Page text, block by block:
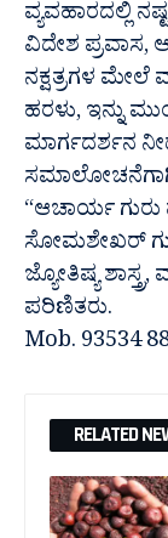
ವ್ಯವಹಾರದಲ್ಲಿ
ವಿದೇಶ ಪ್ರವಾಸ,
ನಕ್ಷತ್ರಗಳ ಮೇಲೆ
ಹರಳು, ಇನ್ನು
ಮಾರ್ಗದರ್ಶನ
“ಆಚಾರ್ಯ ಗುರು
ಸೋಮಶೇಖರ್
ಜ್ಯೋತಿಷ್ಯ ಶಾಸ್ತ್ರ,
ಪರಿಣಿತರು.
Mob. 93534
RELATED